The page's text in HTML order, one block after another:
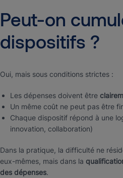
Peut-on
dispositifs ?
Oui, mais sous conditions strictes :
Les dépenses doivent être
Un même coût ne peut pas être
Chaque dispositif répond à une
innovation, collaboration)
Dans la pratique, la difficulté ne
eux-mêmes, mais dans la
des dépenses.